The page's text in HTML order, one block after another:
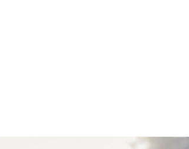
Wir verwenden Cookies, um Inhalte
anbieten zu können und die Zugriffe
zusammen, die Sie ihnen bereitgestellt